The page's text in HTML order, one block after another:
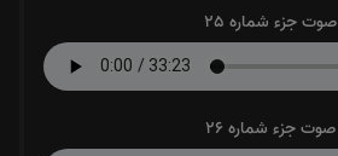
صوت جزء شماره 25
صوت جزء شماره 26